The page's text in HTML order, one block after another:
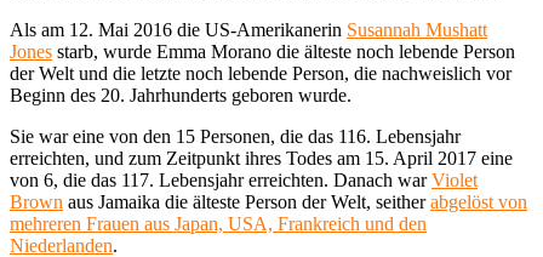
Als am 12. Mai 2016 die US-Amerikanerin Susannah Mushatt
Jones starb, wurde Emma Morano die älteste noch lebende Person
der Welt und die letzte noch lebende Person, die nachweislich vor
Beginn des 20. Jahrhunderts geboren wurde.
Sie war eine von den 15 Personen, die das 116. Lebensjahr
erreichten, und zum Zeitpunkt ihres Todes am 15. April 2017 eine
von 6, die das 117. Lebensjahr erreichten. Danach warViolet
Brown aus Jamaika die älteste Person der Welt, seitherabgelöst von
mehreren Frauen aus Japan, USA, Frankreich und den
Niederlanden.